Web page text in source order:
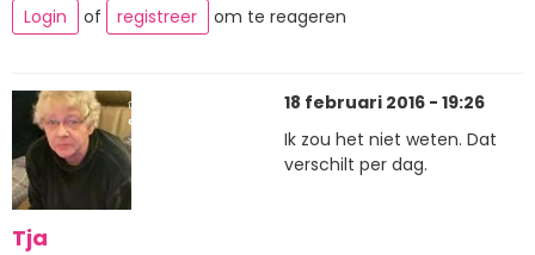
Login of registreer om te reageren
Tja
18 februari 2016 - 19:26
Ik zou het niet weten. Dat
verschilt per dag.